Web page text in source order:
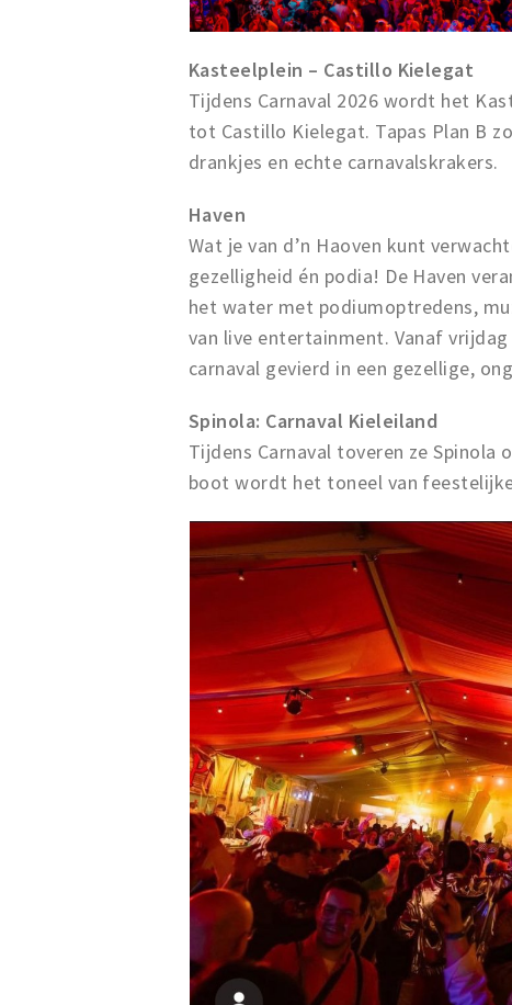
Kasteelplein – Castillo Kielegat
Tijdens Carnaval 2026 wordt het
tot Castillo Kielegat. Tapas Plan B
drankjes en echte carnavalskrakers.
Haven
Wat je van d’n Haoven kunt
gezelligheid én podia! De Haven
het water met podiumoptredens,
van live entertainment. Vanaf
carnaval gevierd in een gezellige,
Spinola: Carnaval Kieleiland
Tijdens Carnaval toveren ze
boot wordt het toneel van